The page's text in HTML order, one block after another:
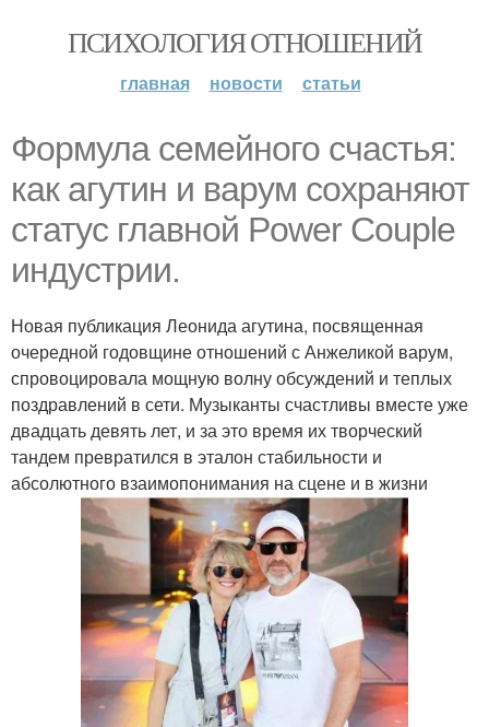
ПСИХОЛОГИЯ ОТНОШЕНИЙ
главная новости статьи
Формула семейного счастья:
как агутин и варум сохраняют
статус главной Power Couple
индустрии.
Новая публикация Леонида агутина, посвященная
очередной годовщине отношений с Анжеликой варум,
спровоцировала мощную волну обсуждений и теплых
поздравлений в сети. Музыканты счастливы вместе уже
двадцать девять лет, и за это время их творческий
тандем превратился в эталон стабильности и
абсолютного взаимопонимания на сцене и в жизни